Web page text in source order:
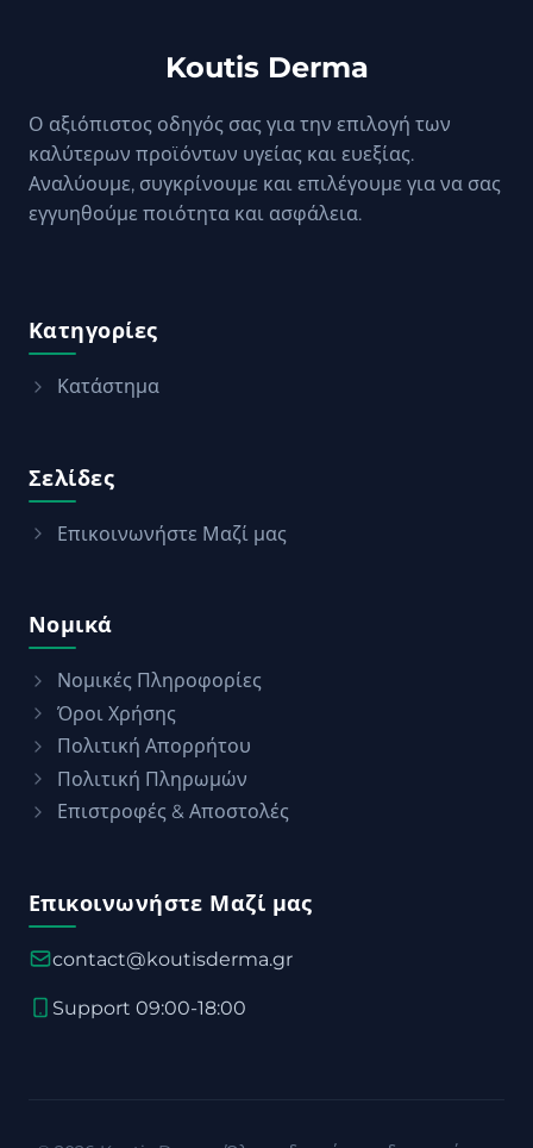
Koutis Derma
Ο αξιόπιστος οδηγός σας για την επιλογή των
καλύτερων προϊόντων υγείας και ευεξίας.
Αναλύουμε, συγκρίνουμε και επιλέγουμε για να σας
εγγυηθούμε ποιότητα και ασφάλεια.
Κατηγορίες
Κατάστημα
Σελίδες
Επικοινωνήστε Μαζί μας
Νομικά
Νομικές Πληροφορίες
Όροι Χρήσης
Πολιτική Απορρήτου
Πολιτική Πληρωμών
Επιστροφές & Αποστολές
Επικοινωνήστε Μαζί μας
contact@koutisderma.gr
Support 09:00-18:00